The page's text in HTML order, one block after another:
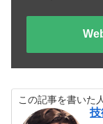
この記事を書いた
技